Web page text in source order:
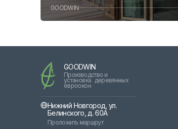
GOODWIN
GOODWIN
Производство и
установка деревянных
евроокон
Нижний Новгород, ул.
Белинского, д. 60А
Проложить маршрут